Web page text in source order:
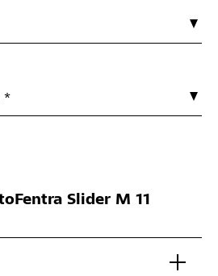
*
Slider M 11